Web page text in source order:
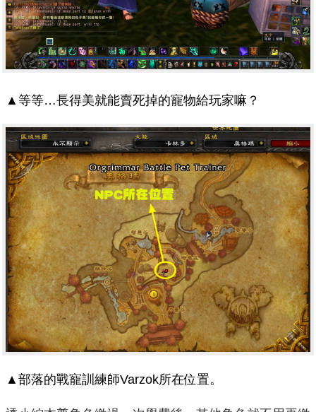
▲等等…長得美就能賣死掉的寵物給玩家嘛？
▲部落的戰寵訓練師Varzok所在位置。